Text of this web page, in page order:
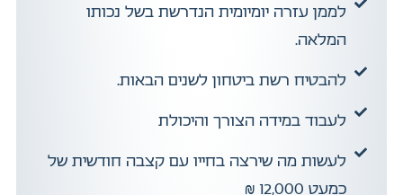
לממן עזרה יומיומית הנדרשת בשל נכותו
המלאה.
להבטיח רשת ביטחון לשנים הבאות.
לעבוד במידה הצורך והיכולת
לעשות מה שירצה בחייו עם קצבה חודשית של
כמעט 12,000 ₪